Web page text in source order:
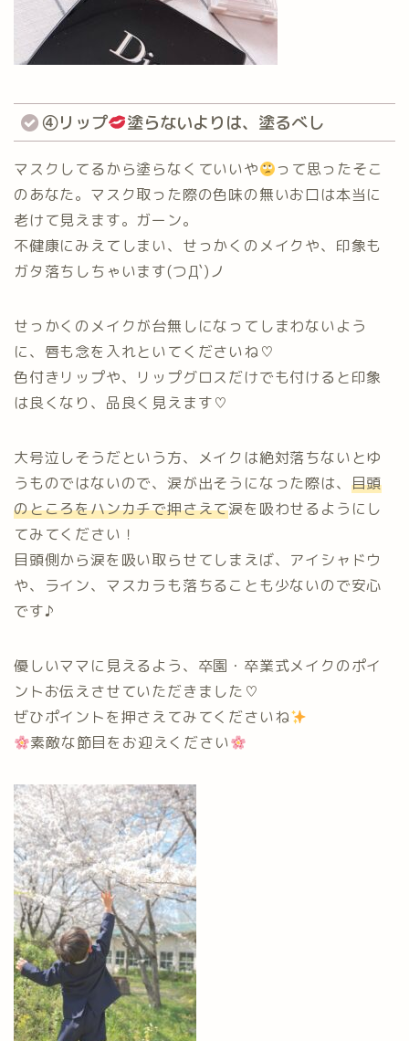
④リップ 塗らないよりは、塗るべし
マスクしてるから塗らなくていいや
って思ったそこ
のあなた。マスク取った際の色味の無いお口は本当に
老けて見えます。ガーン。
不健康にみえてしまい、せっかくのメイクや、印象も
ガタ落ちしちゃいます(つД`)ノ
せっかくのメイクが台無しになってしまわないよう
に、唇も念を入れといてくださいね♡
色付きリップや、リップグロスだけでも付けると印象
は良くなり、品良く見えます♡
大号泣しそうだという方、メイクは絶対落ちないとゆ
うものではないので、涙が出そうになった際は、 目頭
のところをハンカチで押さえて涙を吸わせるようにし
てみてください！
目頭側から涙を吸い取らせてしまえば、アイシャドウ
や、ライン、マスカラも落ちることも少ないので安心
です♪
優しいママに見えるよう、卒園・卒業式メイクのポイ
ントお伝えさせていただきました♡
ぜひポイントを押さえてみてくださいね
素敵な節目をお迎えください